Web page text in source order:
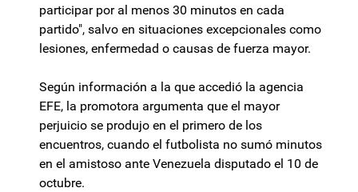
participar por al menos 30 minutos en cada
partido", salvo en situaciones excepcionales como
lesiones, enfermedad o causas de fuerza mayor.
Según información a la que accedió la agencia
EFE, la promotora argumenta que el mayor
perjuicio se produjo en el primero de los
encuentros, cuando el futbolista no sumó minutos
en el amistoso ante Venezuela disputado el 10 de
octubre.